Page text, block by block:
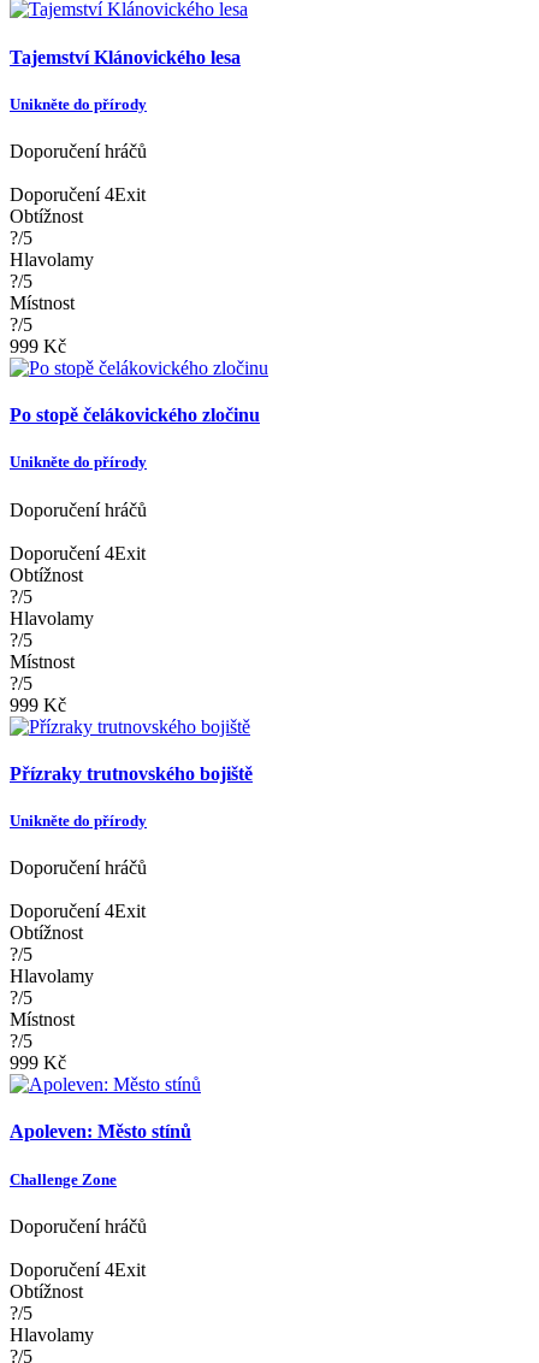
Tajemství Klánovického lesa
Unikněte do přírody
Doporučení hráčů
Doporučení 4Exit
Obtížnost
?/5
Hlavolamy
?/5
Místnost
?/5
999 Kč
Po stopě čelákovického zločinu
Unikněte do přírody
Doporučení hráčů
Doporučení 4Exit
Obtížnost
?/5
Hlavolamy
?/5
Místnost
?/5
999 Kč
Přízraky trutnovského bojiště
Unikněte do přírody
Doporučení hráčů
Doporučení 4Exit
Obtížnost
?/5
Hlavolamy
?/5
Místnost
?/5
999 Kč
Apoleven: Město stínů
Challenge Zone
Doporučení hráčů
Doporučení 4Exit
Obtížnost
?/5
Hlavolamy
?/5